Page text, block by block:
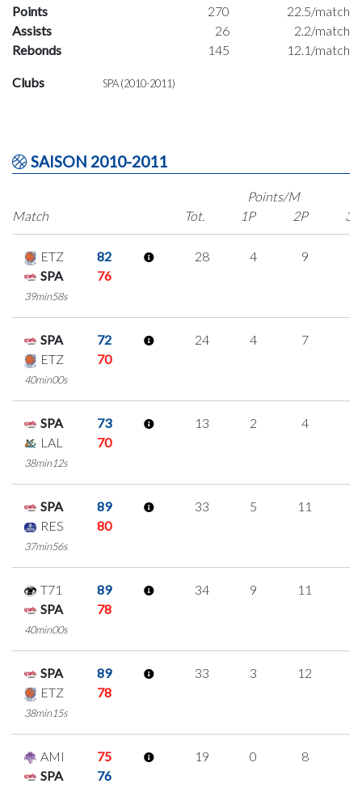
Points
270
22.5/match
Assists
26
2.2/match
Rebonds
145 12.1/match
Clubs SPA (2010-2011)
SAISON 2010-2011
Match
Points/M
Tot.
1P 2P 3P
ETZ
82
SPA
76
39min58s
28 4 9
SPA
72
ETZ
70
40min00s
24 4 7
SPA
73
LAL
70
38min12s
13 2 4
SPA
89
RES
80
37min56s
33 5 11
T71
89
SPA
78
40min00s
34 9 11
SPA
89
ETZ
78
38min15s
33 3 12
AMI
75
SPA
76
19 0 8